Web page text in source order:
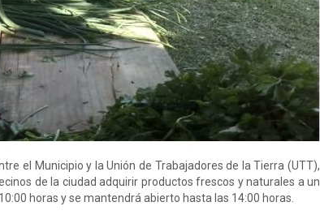
el Municipio y la Unión de Trabajadores de la Tierra (UTT),
de la ciudad adquirir productos frescos y naturales a un
horas y se mantendrá abierto hasta las 14:00 horas.